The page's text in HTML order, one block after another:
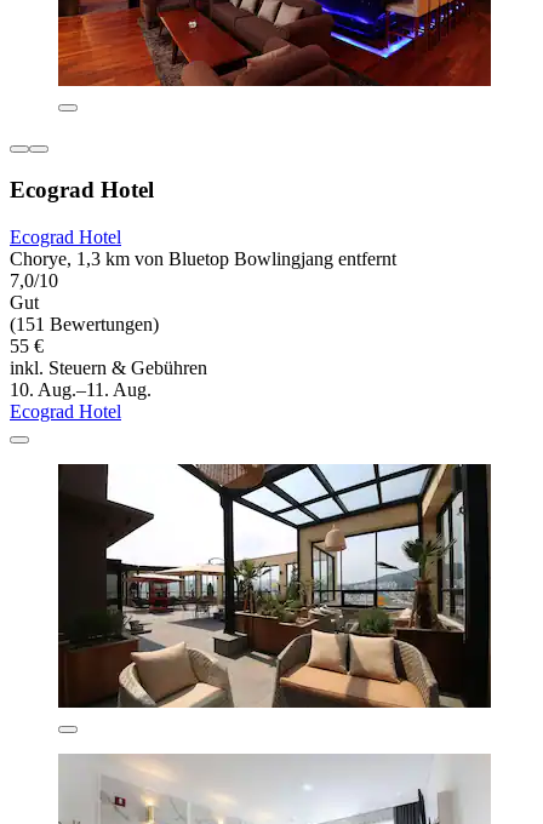
Ecograd Hotel
Ecograd Hotel
Chorye, 1,3 km von Bluetop Bowlingjang entfernt
7,0/10
Gut
(151 Bewertungen)
55 €
inkl. Steuern & Gebühren
10. Aug.–11. Aug.
Ecograd Hotel